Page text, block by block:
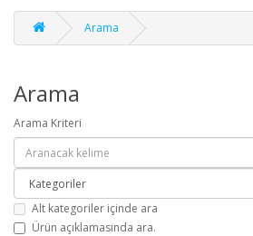
Arama
Arama
Arama Kriteri
Alt kategoriler içinde ara
Ürün açıklamasında ara.